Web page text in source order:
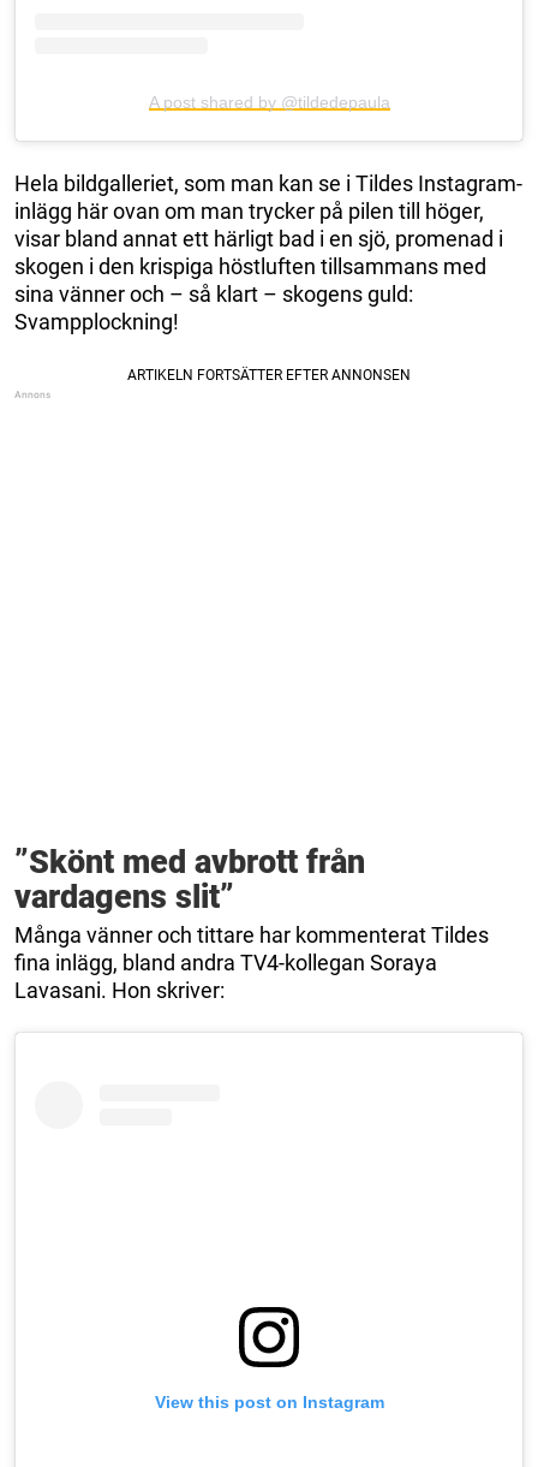
A post shared by @tildedepaula
Hela bildgalleriet, som man kan se i Tildes Instagram-
inlägg här ovan om man trycker på pilen till höger,
visar bland annat ett härligt bad i en sjö, promenad i
skogen i den krispiga höstluften tillsammans med
sina vänner och – så klart – skogens guld:
Svampplockning!
”Skönt med avbrott från
vardagens slit”
Många vänner och tittare har kommenterat Tildes
fina inlägg, bland andra TV4-kollegan Soraya
Lavasani. Hon skriver:
View this post on Instagram